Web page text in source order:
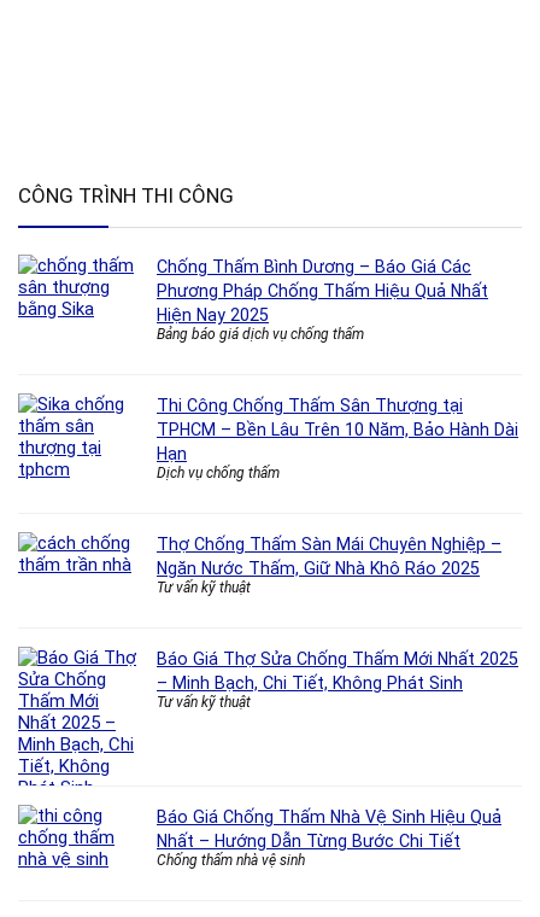
CÔNG TRÌNH THI CÔNG
Chống Thấm Bình Dương – Báo Giá Các
Phương Pháp Chống Thấm Hiệu Quả Nhất
Hiện Nay 2025
Bảng báo giá dịch vụ chống thấm
Thi Công Chống Thấm Sân Thượng tại
TPHCM – Bền Lâu Trên 10 Năm, Bảo Hành Dài
Hạn
Dịch vụ chống thấm
Thợ Chống Thấm Sàn Mái Chuyên Nghiệp –
Ngăn Nước Thấm, Giữ Nhà Khô Ráo 2025
Tư vấn kỹ thuật
Báo Giá Thợ Sửa Chống Thấm Mới Nhất 2025
– Minh Bạch, Chi Tiết, Không Phát Sinh
Tư vấn kỹ thuật
Báo Giá Chống Thấm Nhà Vệ Sinh Hiệu Quả
Nhất – Hướng Dẫn Từng Bước Chi Tiết
Chống thấm nhà vệ sinh